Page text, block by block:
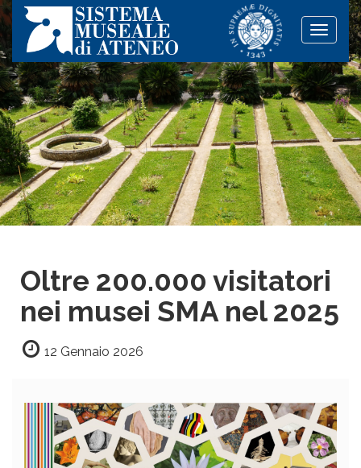
Toggle
Oltre 200.000 visitatori
nei musei SMA nel 2025
12 Gennaio 2026